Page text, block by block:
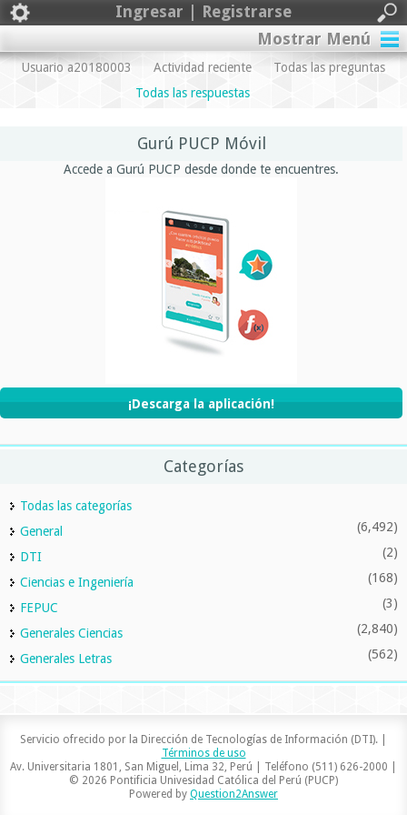
Ingresar | Registrarse
Mostrar Menú
Usuario a20180003 Actividad reciente
Todas las preguntas
Todas las respuestas
Gurú PUCP Móvil
Accede a Gurú PUCP desde donde te encuentres.
¡Descarga la aplicación!
Categorías
Todas las categorías
General
(6,492)
DTI (2)
Ciencias e Ingeniería (168)
FEPUC (3)
Generales Ciencias (2,840)
Generales Letras (562)
Servicio ofrecido por la Dirección de Tecnologías de Información (DTI). |
Términos de uso
Av. Universitaria 1801, San Miguel, Lima 32, Perú | Teléfono (511) 626-2000 |
© 2026 Pontificia Univesidad Católica del Perú (PUCP)
Powered by Question2Answer